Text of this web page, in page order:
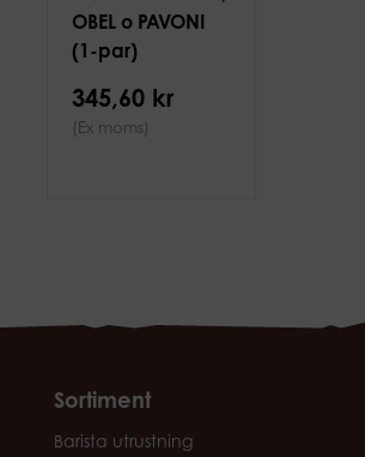
OBEL o PAVONI
(1-par)
345,60 kr
(Ex moms)
Sortiment
Barista utrustning